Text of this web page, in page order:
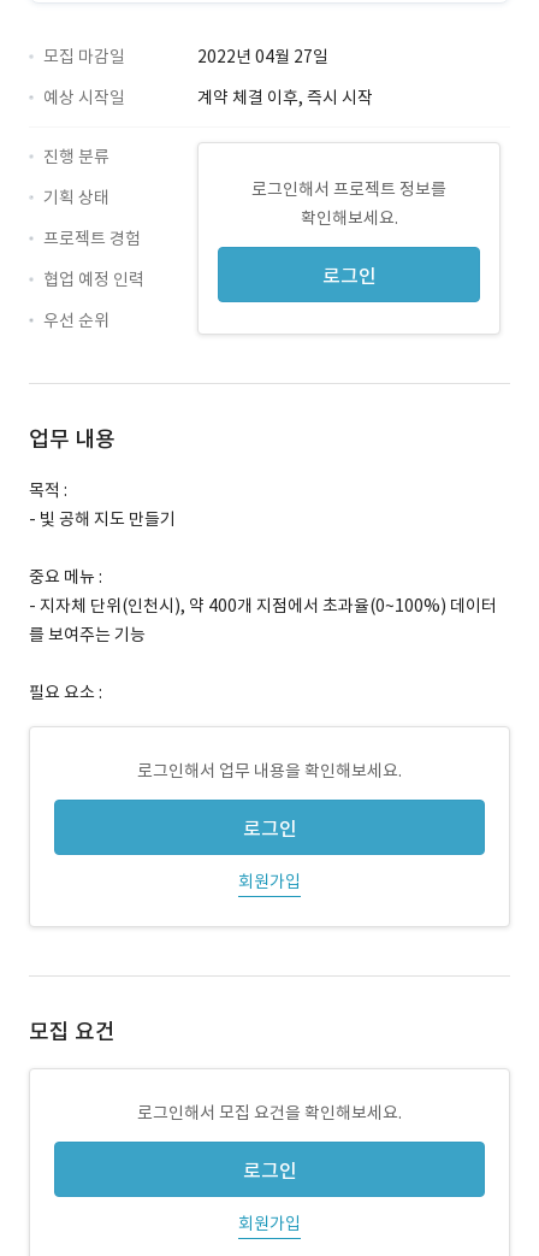
모집 마감일
2022년 04월 27일
예상 시작일
계약 체결 이후, 즉시 시작
로그인해서 프로젝트 정보를
확인해보세요.
로그인
진행 분류
기획 상태
프로젝트 경험
협업 예정 인력
우선 순위
업무 내용
목적 :
- 빛 공해 지도 만들기
중요 메뉴 :
- 지자체 단위(인천시), 약 400개 지점에서 초과율(0~100%) 데이터
를 보여주는 기능
필요 요소 :
로그인해서 업무 내용을 확인해보세요.
로그인
회원가입
모집 요건
로그인해서 모집 요건을 확인해보세요.
로그인
회원가입